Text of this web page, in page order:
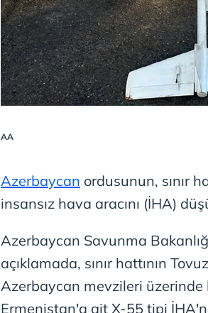
AA
Azerbaycan ordusunun, sınır
insansız hava aracını (İHA)
Azerbaycan Savunma
açıklamada, sınır hattının
Azerbaycan mevzileri
Ermenistan'a ait X-55 tipi